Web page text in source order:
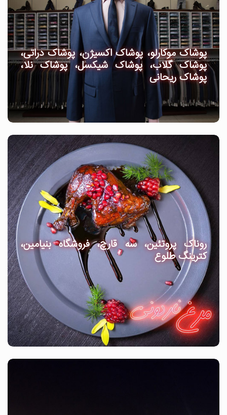
پوشاک موکارلو، پوشاک اکسیژن، پوشاک دراتی،
پوشاک گلاب، پوشاک شیکسل، پوشاک نلا،
پوشاک ریحانی
روناک پروتئین، سه قارچ، فروشگاه بنیامین،
کترینگ طلوع